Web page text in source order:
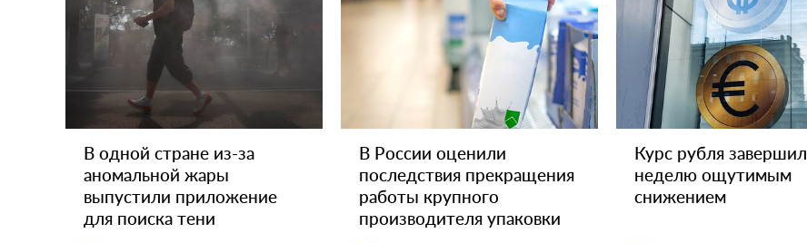
В одной стране из-за
аномальной жары
выпустили приложение
для поиска тени
В России оценили
последствия прекращения
работы крупного
производителя упаковки
Курс рубля завершил
неделю ощутимым
снижением